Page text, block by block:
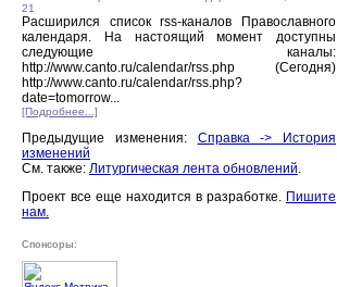
21
Расширился список rss-каналов Православного
календаря. На настоящий момент доступны
следующие каналы:
http://www.canto.ru/calendar/rss.php (Сегодня)
http://www.canto.ru/calendar/rss.php?
date=tomorrow...
[Подробнее...]
Предыдущие изменения: Справка -> История
изменений
См. также: Литургическая лента обновлений.
Проект все еще находится в разработке. Пишите
нам.
Спонсоры: